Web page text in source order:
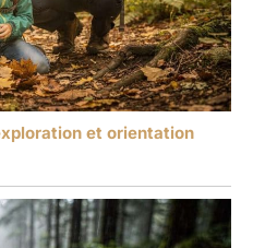
et orientation